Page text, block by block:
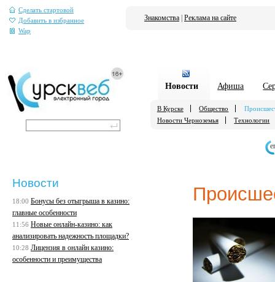
Сделать стартовой
Добавить в избранное
Wap
Знакомства Реклама на сайте
Новости Афиша
В Курске Общество
Новости Черноземья
Технологии
Новости
18:00 Бонусы без отыгрыша в казино:
главные особенности
11:56 Новые онлайн-казино: как
анализировать надежность площадки?
10:28 Лицензия в онлайн казино:
особенности и преимущества